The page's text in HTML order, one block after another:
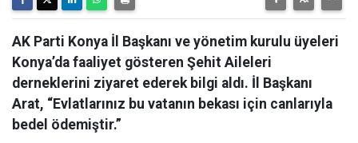
AK Parti Konya İl Başkanı ve yönetim kurulu üyeleri
Konya’da faaliyet gösteren Şehit Aileleri
derneklerini ziyaret ederek bilgi aldı. İl Başkanı
Arat, “Evlatlarınız bu vatanın bekası için canlarıyla
bedel ödemiştir.”